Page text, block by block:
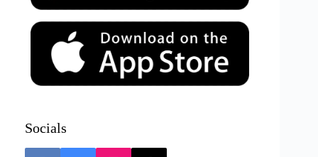
Socials